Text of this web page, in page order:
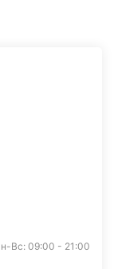
Вс: 09:00 - 21:00